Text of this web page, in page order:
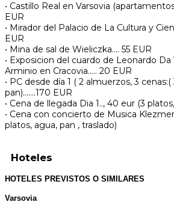
• Castillo Real en Varsovia
EUR
• Mirador del Palacio de La Cultura y
EUR
• Mina de sal de Wieliczka…. 55 EUR
• Exposicion del cuardo de Leonardo Da
Arminio en Cracovia….. 20 EUR
• PC desde día 1 ( 2 almuerzos, 3
pan).......170 EUR
• Cena de llegada Dia 1.., 40 eur (3
• Cena con concierto de Musica
platos, agua, pan , traslado)
Hoteles
HOTELES PREVISTOS O SIMILARES
Varsovia